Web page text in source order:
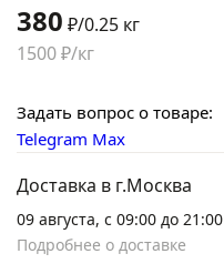
380 ₽/0.25 кг
1500 ₽/кг
Задать вопрос о товаре:
Telegram Max
Доставка в г.Москва
09 августа, с 09:00 до 21:00
Подробнее о доставке